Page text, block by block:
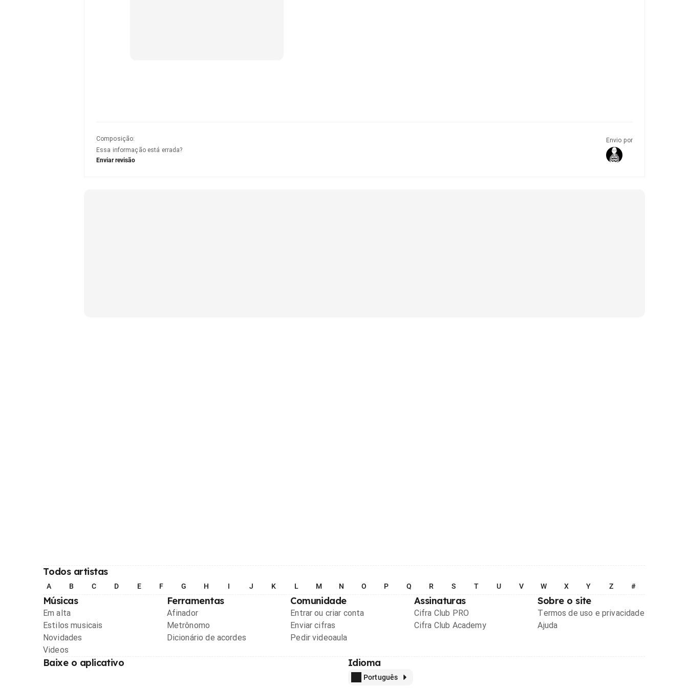
Composição:
Essa informação está errada?
Enviar revisão
Envio por
Todos artistas
A B C D E F G H I J K L M N O P Q R S T U V W X Y Z #
Músicas
Em alta
Estilos musicais
Novidades
Videos
Ferramentas
Afinador
Metrônomo
Dicionário de acordes
Comunidade
Entrar ou criar conta
Enviar cifras
Pedir videoaula
Assinaturas
Cifra Club PRO
Cifra Club Academy
Sobre o site
Termos de uso e privacidade
Ajuda
Baixe o aplicativo Idioma
Português